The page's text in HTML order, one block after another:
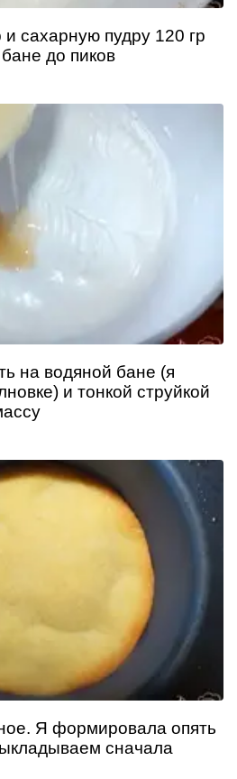
и сахарную пудру 120 гр
до пиков
на водяной бане (я
и тонкой струйкой
Я формировала опять
сначала